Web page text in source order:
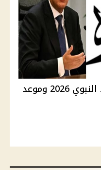
موقف ترحيل إجازة المولد النبوي 2026 وموعد